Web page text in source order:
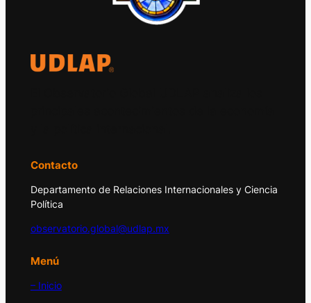
Contacto
Departamento de Relaciones Internacionales y Ciencia
Política
observatorio.global@udlap.mx
Menú
– Inicio